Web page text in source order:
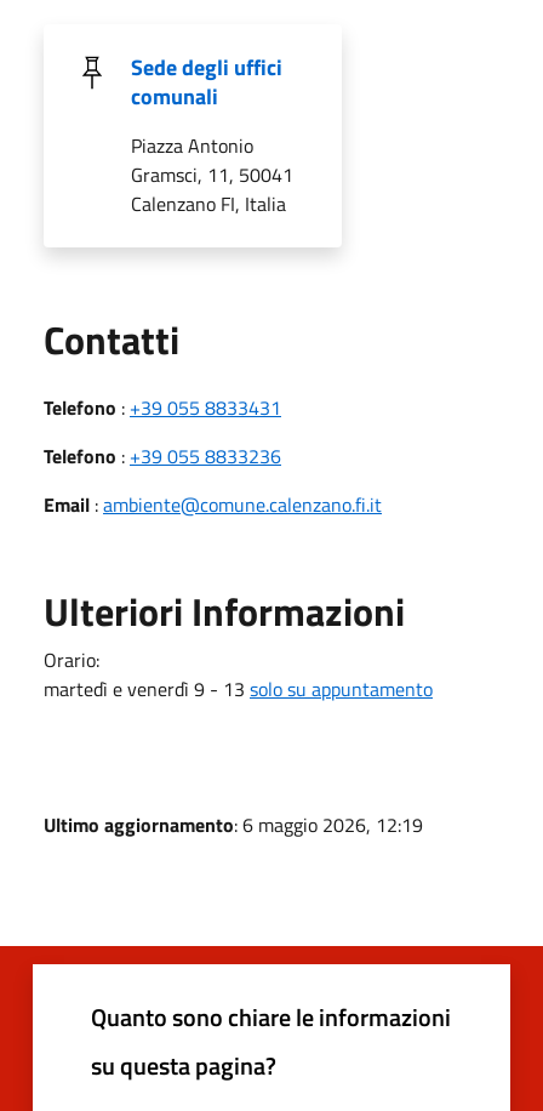
Sede degli uffici
comunali
Piazza Antonio
Gramsci, 11, 50041
Calenzano FI, Italia
Contatti
Telefono : +39 055 8833431
Telefono : +39 055 8833236
Email :ambiente@comune.calenzano.fi.it
Ulteriori Informazioni
Orario:
martedì e venerdì 9 - 13 solo su appuntamento
Ultimo aggiornamento: 6 maggio 2026, 12:19
Quanto sono chiare le informazioni
su questa pagina?